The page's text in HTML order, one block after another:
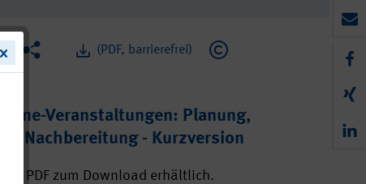
(PDF, barrierefrei)
Veranstaltungen: Planung,
Nachbereitung - Kurzversion
als PDF zum Download erhältlich.